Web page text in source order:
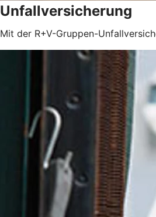
Unfallversicherung
Mit der R+V-Gruppen-